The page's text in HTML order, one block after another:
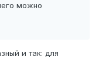
можно
и так: для